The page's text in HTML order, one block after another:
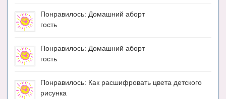
Приложения для Android
Полезные ссылки
Опросы
НОВОСТИ ЛОПОТУНА
Блог Администратора
Понравилось: Домашний аборт
гость
Понравилось: Домашний аборт
гость
Понравилось: Как расшифровать цвета детского
рисунка